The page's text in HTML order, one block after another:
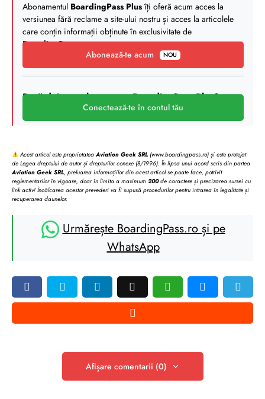
Abonamentul BoardingPass Plusîți oferă acum acces la
versiunea fără reclame a site-ului nostru și acces la articolele
care conțin informații obținute în exclusivitate de
BoardingPass.
Abonează-te acum
NOU
Deții deja un abonament BoardingPass Plus?
Conectează-te în contul tău
Acest articol este proprietateaAviation Geek SRL (www.boardingpass.ro) și este protejat
de Legea dreptului de autor și drepturilor conexe (8/1996). În lipsa unui acord scris din partea
Aviation Geek SRL, preluarea informațiilor din acest articol se poate face, potrivit
reglementarilor în vigoare, doar în limita a maximum 200de caractere și precizarea sursei cu
link activ! Încălcarea acestor prevederi va fi supusă procedurilor pentru intrarea în legalitate și
recuperarea daunelor.
Urmărește BoardingPass.ro și pe
WhatsApp
Afișare comentarii (0)